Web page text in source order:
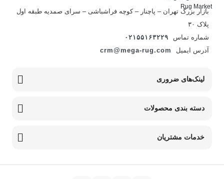
بازار بزرگ تهران – پاچنار – کوچه فراشباشی – سرای صمدیه طبقه اول
پلاک ۳۰
شماره تماس
۰۲۱۵۵۱۶۳۲۲۹
آدرس ایمیل
crm@mega-rug.com
لینک‌های ضروری
دسته بندی محصولات
خدمات مشتریان